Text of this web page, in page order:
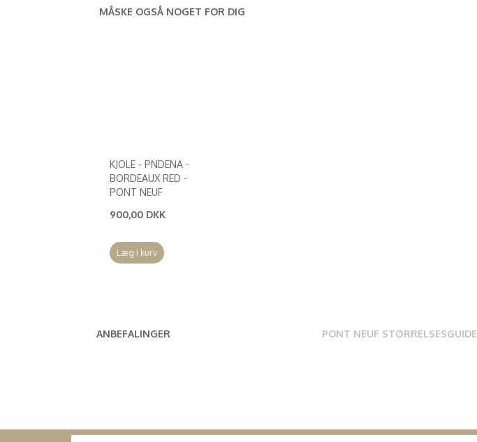
MÅSKE OGSÅ NOGET FOR DIG
KJOLE - PNDENA -
BORDEAUX RED -
PONT NEUF
900,00 DKK
Læg i kurv
ANBEFALINGER PONT NEUF STØRRELSESGUIDE